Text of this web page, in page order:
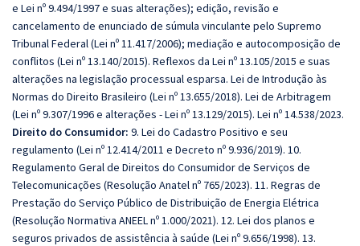
e Lei nº 9.494/1997 e suas alterações); edição, revisão e
cancelamento de enunciado de súmula vinculante pelo Supremo
Tribunal Federal (Lei nº 11.417/2006); mediação e autocomposição de
conflitos (Lei nº 13.140/2015). Reflexos da Lei nº 13.105/2015 e suas
alterações na legislação processual esparsa. Lei de Introdução às
Normas do Direito Brasileiro (Lei nº 13.655/2018). Lei de Arbitragem
(Lei nº 9.307/1996 e alterações - Lei nº 13.129/2015). Lei nº 14.538/2023.
Direito do Consumidor: 9. Lei do Cadastro Positivo e seu
regulamento (Lei nº 12.414/2011 e Decreto nº 9.936/2019). 10.
Regulamento Geral de Direitos do Consumidor de Serviços de
Telecomunicações (Resolução Anatel nº 765/2023). 11. Regras de
Prestação do Serviço Público de Distribuição de Energia Elétrica
(Resolução Normativa ANEEL nº 1.000/2021). 12. Lei dos planos e
seguros privados de assistência à saúde (Lei nº 9.656/1998). 13.